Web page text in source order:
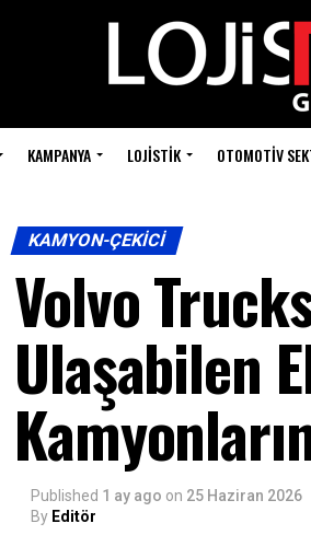
KAMPANYA LOJISTIK OTOMOTIV
KAMYON-ÇEKICI
Volvo
Ulaşabilen
Published 1 ay ago on 25 Haziran 2026
By Editör